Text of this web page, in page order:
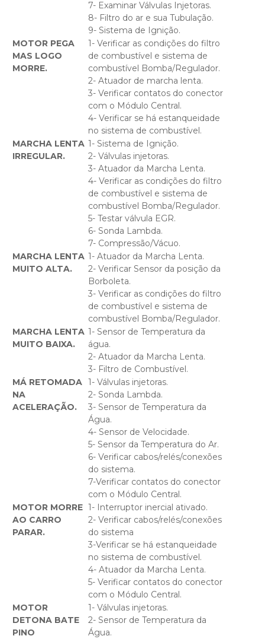
7- Examinar Válvulas Injetoras.
8- Filtro do ar e sua Tubulação.
9- Sistema de Ignição.
MOTOR PEGA
MAS LOGO
MORRE.
1- Verificar as condições do filtro
de combustível e sistema de
combustível Bomba/Regulador.
2- Atuador de marcha lenta.
3- Verificar contatos do conector
com o Módulo Central.
4- Verificar se há estanqueidade
no sistema de combustível.
MARCHA LENTA
IRREGULAR.
1- Sistema de Ignição.
2- Válvulas injetoras.
3- Atuador da Marcha Lenta.
4- Verificar as condições do filtro
de combustível e sistema de
combustível Bomba/Regulador.
5- Testar válvula EGR.
6- Sonda Lambda.
7- Compressão/Vácuo.
MARCHA LENTA
MUITO ALTA.
1- Atuador da Marcha Lenta.
2- Verificar Sensor da posição da
Borboleta.
3- Verificar as condições do filtro
de combustível e sistema de
combustível Bomba/Regulador.
MARCHA LENTA
MUITO BAIXA.
1- Sensor de Temperatura da
água.
2- Atuador da Marcha Lenta.
3- Filtro de Combustível.
MÁ RETOMADA
NA
ACELERAÇÃO.
1- Válvulas injetoras.
2- Sonda Lambda.
3- Sensor de Temperatura da
Água.
4- Sensor de Velocidade.
5- Sensor da Temperatura do Ar.
6- Verificar cabos/relés/conexões
do sistema.
7-Verificar contatos do conector
com o Módulo Central.
MOTOR MORRE
AO CARRO
PARAR.
1- Interruptor inercial ativado.
2- Verificar cabos/relés/conexões
do sistema
3-Verificar se há estanqueidade
no sistema de combustível.
4- Atuador da Marcha Lenta.
5- Verificar contatos do conector
com o Módulo Central.
MOTOR
DETONA BATE
PINO
1- Válvulas injetoras.
2- Sensor de Temperatura da
Água.